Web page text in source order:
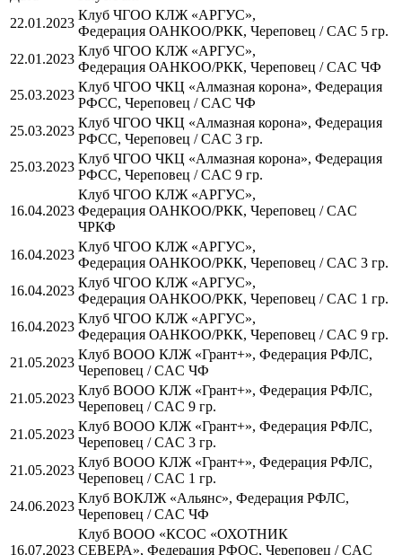
22.01.2023
Клуб ЧГОО КЛЖ «АРГУС»,
Федерация ОАНКОО/РКК, Череповец / CAC 5 гр.
22.01.2023
Клуб ЧГОО КЛЖ «АРГУС»,
Федерация ОАНКОО/РКК, Череповец / CAC ЧФ
25.03.2023
Клуб ЧГОО ЧКЦ «Алмазная корона», Федерация
РФСС, Череповец / CAC ЧФ
25.03.2023
Клуб ЧГОО ЧКЦ «Алмазная корона», Федерация
РФСС, Череповец / CAC 3 гр.
25.03.2023
Клуб ЧГОО ЧКЦ «Алмазная корона», Федерация
РФСС, Череповец / CAC 9 гр.
16.04.2023
Клуб ЧГОО КЛЖ «АРГУС»,
Федерация ОАНКОО/РКК, Череповец / CAC
ЧРКФ
16.04.2023
Клуб ЧГОО КЛЖ «АРГУС»,
Федерация ОАНКОО/РКК, Череповец / CAC 3 гр.
16.04.2023
Клуб ЧГОО КЛЖ «АРГУС»,
Федерация ОАНКОО/РКК, Череповец / CAC 1 гр.
16.04.2023
Клуб ЧГОО КЛЖ «АРГУС»,
Федерация ОАНКОО/РКК, Череповец / CAC 9 гр.
21.05.2023
Клуб ВООО КЛЖ «Грант+», Федерация РФЛС,
Череповец / CAC ЧФ
21.05.2023
Клуб ВООО КЛЖ «Грант+», Федерация РФЛС,
Череповец / CAC 9 гр.
21.05.2023
Клуб ВООО КЛЖ «Грант+», Федерация РФЛС,
Череповец / CAC 3 гр.
21.05.2023
Клуб ВООО КЛЖ «Грант+», Федерация РФЛС,
Череповец / CAC 1 гр.
24.06.2023
Клуб ВОКЛЖ «Альянс», Федерация РФЛС,
Череповец / CAC ЧФ
16.07.2023
Клуб ВООО «КСОС «ОХОТНИК
СЕВЕРА», Федерация РФОС, Череповец / CAC